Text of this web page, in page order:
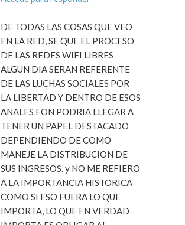
DE TODAS LAS COSAS QUE VEO
EN LA RED, SE QUE EL PROCESO
DE LAS REDES WIFI LIBRES
ALGUN DIA SERAN REFERENTE
DE LAS LUCHAS SOCIALES POR
LA LIBERTAD Y DENTRO DE ESOS
ANALES FON PODRIA LLEGAR A
TENER UN PAPEL DESTACADO
DEPENDIENDO DE COMO
MANEJE LA DISTRIBUCION DE
SUS INGRESOS. y NO ME REFIERO
A LA IMPORTANCIA HISTORICA
COMO SI ESO FUERA LO QUE
IMPORTA, LO QUE EN VERDAD